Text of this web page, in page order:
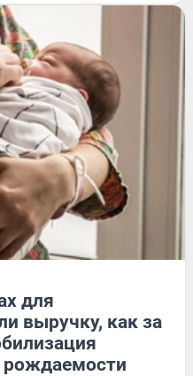
для
выручку, как за
рождаемости